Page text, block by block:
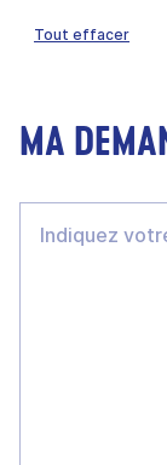
Tout effacer
MA